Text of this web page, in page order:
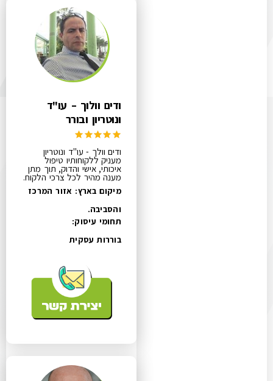
ודים וולוך – עו"ד
ונוטריון ובורר
ודים וולך - עו"ד ונוטריון
מעניק ללקוחותיו טיפול
איכותי, אישי והדוק, תוך מתן
מענה מהיר לכל צרכי הלקוח.
מיקום בארץ: אזור המרכז
והסביבה.
תחומי עיסוק:
בוררות עסקית